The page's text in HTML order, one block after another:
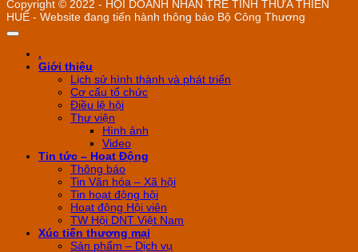
Copyright © 2022 - HỘI DOANH NHÂN TRẺ TỈNH THỪA THIÊN
HUẾ - Website đang tiến hành thông báo Bộ Công Thương
.
Giới thiệu
Lịch sử hình thành và phát triển
Cơ cấu tổ chức
Điều lệ hội
Thư viện
Hình ảnh
Video
Tin tức – Hoạt Động
Thông báo
Tin Văn hóa – Xã hội
Tin hoạt động hội
Hoạt động Hội viên
TW Hội DNT Việt Nam
Xúc tiến thương mại
Sản phẩm – Dịch vụ